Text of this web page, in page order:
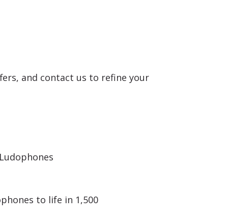
and contact us to refine your
to life in 1,500